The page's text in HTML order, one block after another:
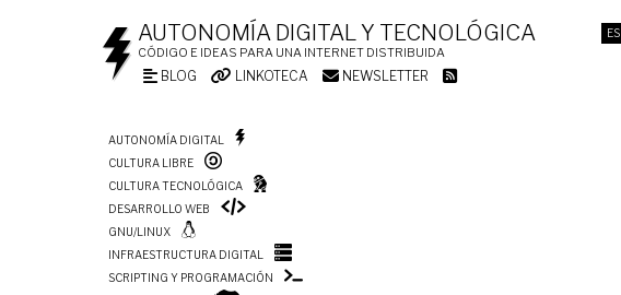
ES
AUTONOMÍA DIGITAL Y TECNOLÓGICA
CÓDIGO E IDEAS PARA UNA INTERNET DISTRIBUIDA
BLOG LINKOTECA NEWSLETTER
AUTONOMÍA DIGITAL
CULTURA LIBRE
CULTURA TECNOLÓGICA
DESARROLLO WEB
GNU/LINUX
INFRAESTRUCTURA DIGITAL
SCRIPTING Y PROGRAMACIÓN